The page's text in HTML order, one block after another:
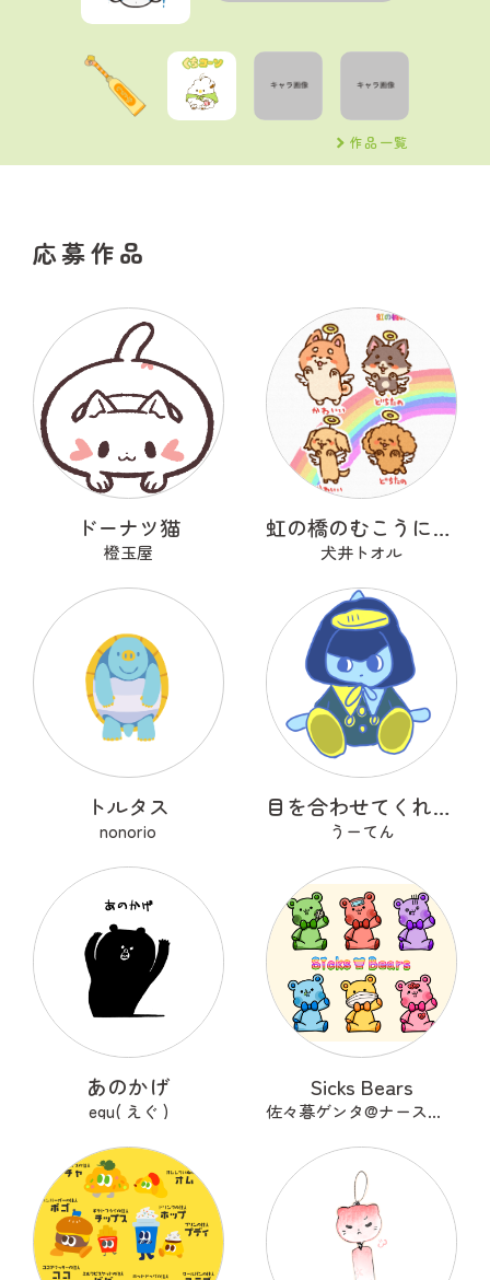
作品一覧
応募作品
ドーナツ猫
橙玉屋
虹の橋のむこうにいるうちのこ
犬井トオル
トルタス
nonorio
目を合わせてくれないコバンザメちゃん
うーてん
あのかげ
egu( えぐ )
Sicks Bears
佐々暮ゲンタ@ナース兼描き